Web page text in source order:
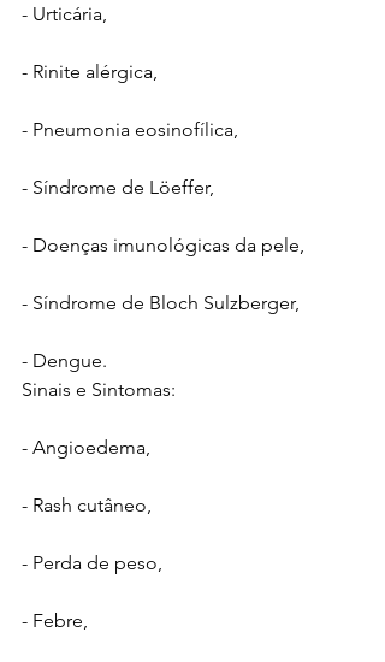
- Urticária,
- Rinite alérgica,
- Pneumonia eosinofílica,
- Síndrome de Löeffer,
- Doenças imunológicas da pele,
- Síndrome de Bloch Sulzberger,
- Dengue.
Sinais e Sintomas:
- Angioedema,
- Rash cutâneo,
- Perda de peso,
- Febre,